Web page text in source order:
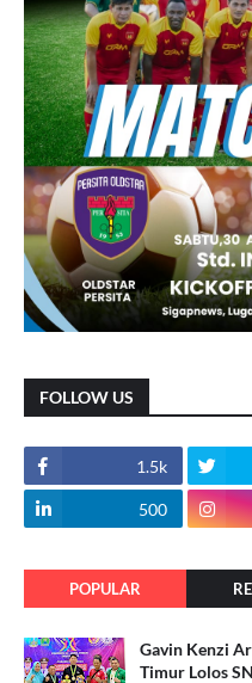
FOLLOW US
1.5k
500
POPULAR
Gavin Kenzi
Timur Lolos